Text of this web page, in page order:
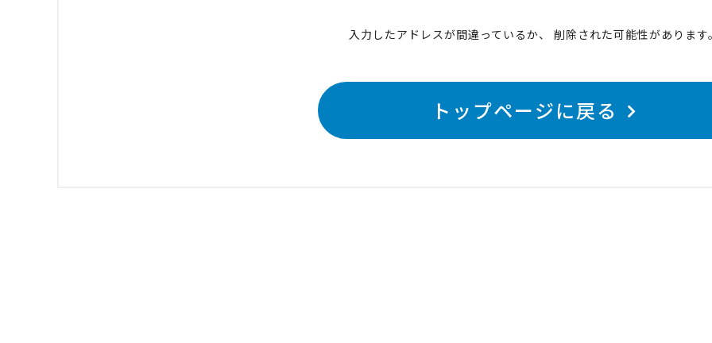
入力したアドレスが間違っているか、 削除された可能性があります
トップページに戻る